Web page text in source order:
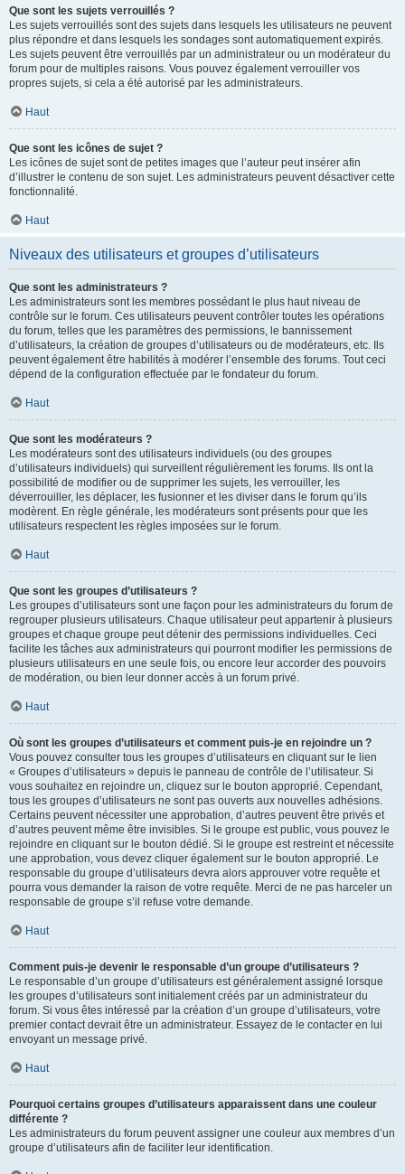
Que sont les sujets verrouillés ?
Les sujets verrouillés sont des sujets dans lesquels les utilisateurs ne peuvent
plus répondre et dans lesquels les sondages sont automatiquement expirés.
Les sujets peuvent être verrouillés par un administrateur ou un modérateur du
forum pour de multiples raisons. Vous pouvez également verrouiller vos
propres sujets, si cela a été autorisé par les administrateurs.
Haut
Que sont les icônes de sujet ?
Les icônes de sujet sont de petites images que l’auteur peut insérer afin
d’illustrer le contenu de son sujet. Les administrateurs peuvent désactiver cette
fonctionnalité.
Haut
Niveaux des utilisateurs et groupes d’utilisateurs
Que sont les administrateurs ?
Les administrateurs sont les membres possédant le plus haut niveau de
contrôle sur le forum. Ces utilisateurs peuvent contrôler toutes les opérations
du forum, telles que les paramètres des permissions, le bannissement
d’utilisateurs, la création de groupes d’utilisateurs ou de modérateurs, etc. Ils
peuvent également être habilités à modérer l’ensemble des forums. Tout ceci
dépend de la configuration effectuée par le fondateur du forum.
Haut
Que sont les modérateurs ?
Les modérateurs sont des utilisateurs individuels (ou des groupes
d’utilisateurs individuels) qui surveillent régulièrement les forums. Ils ont la
possibilité de modifier ou de supprimer les sujets, les verrouiller, les
déverrouiller, les déplacer, les fusionner et les diviser dans le forum qu’ils
modèrent. En règle générale, les modérateurs sont présents pour que les
utilisateurs respectent les règles imposées sur le forum.
Haut
Que sont les groupes d’utilisateurs ?
Les groupes d’utilisateurs sont une façon pour les administrateurs du forum de
regrouper plusieurs utilisateurs. Chaque utilisateur peut appartenir à plusieurs
groupes et chaque groupe peut détenir des permissions individuelles. Ceci
facilite les tâches aux administrateurs qui pourront modifier les permissions de
plusieurs utilisateurs en une seule fois, ou encore leur accorder des pouvoirs
de modération, ou bien leur donner accès à un forum privé.
Haut
Où sont les groupes d’utilisateurs et comment puis-je en rejoindre un ?
Vous pouvez consulter tous les groupes d’utilisateurs en cliquant sur le lien
« Groupes d’utilisateurs » depuis le panneau de contrôle de l’utilisateur. Si
vous souhaitez en rejoindre un, cliquez sur le bouton approprié. Cependant,
tous les groupes d’utilisateurs ne sont pas ouverts aux nouvelles adhésions.
Certains peuvent nécessiter une approbation, d’autres peuvent être privés et
d’autres peuvent même être invisibles. Si le groupe est public, vous pouvez le
rejoindre en cliquant sur le bouton dédié. Si le groupe est restreint et nécessite
une approbation, vous devez cliquer également sur le bouton approprié. Le
responsable du groupe d’utilisateurs devra alors approuver votre requête et
pourra vous demander la raison de votre requête. Merci de ne pas harceler un
responsable de groupe s’il refuse votre demande.
Haut
Comment puis-je devenir le responsable d’un groupe d’utilisateurs ?
Le responsable d’un groupe d’utilisateurs est généralement assigné lorsque
les groupes d’utilisateurs sont initialement créés par un administrateur du
forum. Si vous êtes intéressé par la création d’un groupe d’utilisateurs, votre
premier contact devrait être un administrateur. Essayez de le contacter en lui
envoyant un message privé.
Haut
Pourquoi certains groupes d’utilisateurs apparaissent dans une couleur
différente ?
Les administrateurs du forum peuvent assigner une couleur aux membres d’un
groupe d’utilisateurs afin de faciliter leur identification.